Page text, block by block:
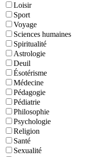
Loisir
Sport
Voyage
Sciences humaines
Spiritualité
Astrologie
Deuil
Ésotérisme
Médecine
Pédagogie
Pédiatrie
Philosophie
Psychologie
Religion
Santé
Sexualité